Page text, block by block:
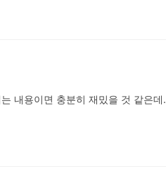
내용이면 충분히 재밌을 것 같은